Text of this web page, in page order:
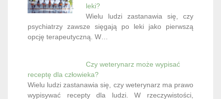
leki?
Wielu ludzi zastanawia się, czy
psychiatrzy zawsze sięgają po leki jako pierwszą
opcję terapeutyczną. W…
Czy weterynarz może wypisać
receptę dla człowieka?
Wielu ludzi zastanawia się, czy weterynarz ma prawo
wypisywać recepty dla ludzi. W rzeczywistości,